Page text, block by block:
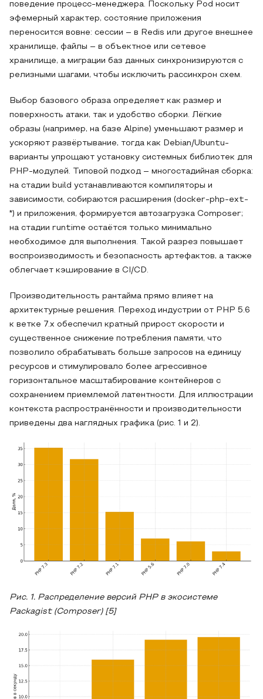
поведение процесс-менеджера. Поскольку Pod носит
эфемерный характер, состояние приложения
переносится вовне: сессии – в Redis или другое внешнее
хранилище, файлы – в объектное или сетевое
хранилище, а миграции баз данных синхронизируются с
релизными шагами, чтобы исключить рассинхрон схем.
Выбор базового образа определяет как размер и
поверхность атаки, так и удобство сборки. Лёгкие
образы (например, на базе Alpine) уменьшают размер и
ускоряют развёртывание, тогда как Debian/Ubuntu-
варианты упрощают установку системных библиотек для
PHP-модулей. Типовой подход – многостадийная сборка:
на стадии build устанавливаются компиляторы и
зависимости, собираются расширения (docker-php-ext-
*) и приложения, формируется автозагрузка Composer;
на стадии runtime остаётся только минимально
необходимое для выполнения. Такой разрез повышает
воспроизводимость и безопасность артефактов, а также
облегчает кэширование в CI/CD.
Производительность рантайма прямо влияет на
архитектурные решения. Переход индустрии от PHP 5.6
к ветке 7.x обеспечил кратный прирост скорости и
существенное снижение потребления памяти, что
позволило обрабатывать больше запросов на единицу
ресурсов и стимулировало более агрессивное
горизонтальное масштабирование контейнеров с
сохранением приемлемой латентности. Для иллюстрации
контекста распространённости и производительности
приведены два наглядных графика (рис. 1 и 2).
Рис. 1. Распределение версий PHP в экосистеме
Packagist (Composer) [5]